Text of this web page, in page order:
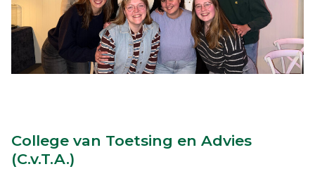
College van Toetsing en Advies
(C.v.T.A.)